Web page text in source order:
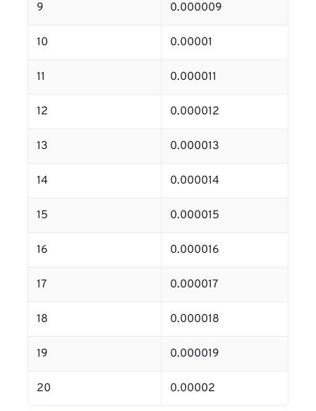
9 0.000009
10 0.00001
11 0.000011
12 0.000012
13 0.000013
14 0.000014
15 0.000015
16 0.000016
17 0.000017
18 0.000018
19 0.000019
20 0.00002